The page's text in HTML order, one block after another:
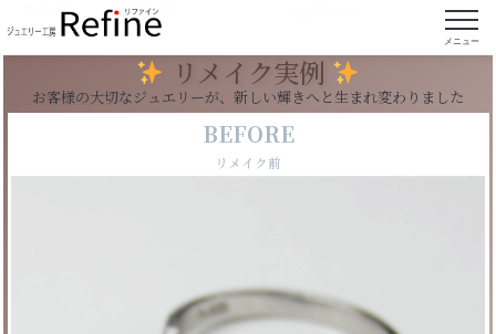
メニュー
【実例249】翡翠のリングを普段使いできるデザ
インにリフォーム
リメイク実例
お客様の大切なジュエリーが、新しい輝きへと生まれ変わりました
BEFORE
リメイク前